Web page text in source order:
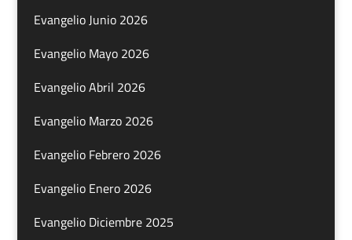
Evangelio Junio 2026
Evangelio Mayo 2026
Evangelio Abril 2026
Evangelio Marzo 2026
Evangelio Febrero 2026
Evangelio Enero 2026
Evangelio Diciembre 2025